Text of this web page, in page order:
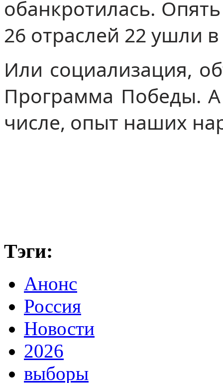
обанкротилась.
26 отраслей 22 ушли
Или социализация,
Программа Победы.
числе, опыт наших
Тэги:
Анонс
Россия
Новости
2026
выборы